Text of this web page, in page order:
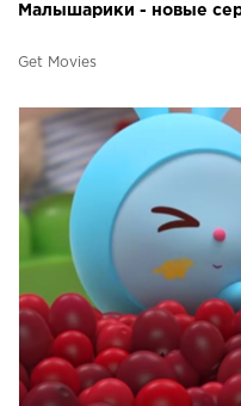
Малышарики - новые
Get Movies